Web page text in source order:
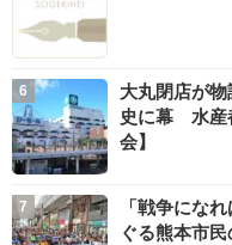
大丸閉店が
史に幕 水産
会】
「戦争にな
ぐる熊本市